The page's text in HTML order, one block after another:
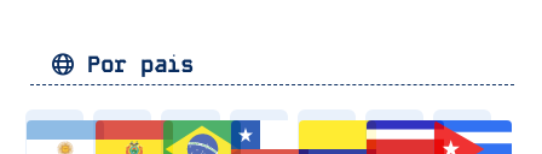
Por pais